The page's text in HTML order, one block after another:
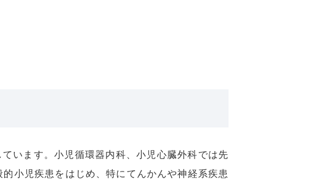
います。小児循環器内科、小児心臓外科では先
小児疾患をはじめ、特にてんかんや神経系疾患